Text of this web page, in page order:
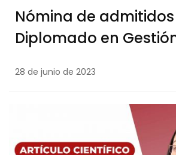
Nómina de
Diplomado en
28 de junio de 2023